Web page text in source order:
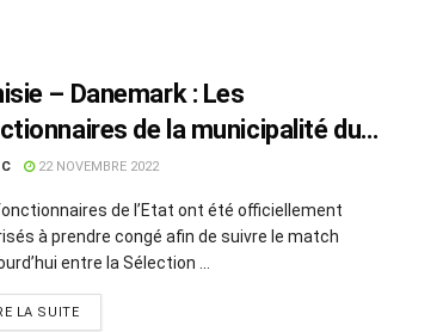
– Danemark : Les
de la municipalité du
prennent congé
22 NOVEMBRE 2022
de l’Etat ont été officiellement
à prendre congé afin de suivre le match
entre la Sélection ...
LA SUITE